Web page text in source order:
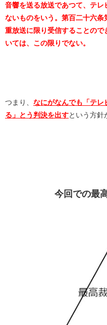
音響を送る放送であつて、テ
ないものをいう。第百二十六
重放送に限り受信することの
いては、この限りでない。
つまり、 なにがなんでも「テレ
る」とう判決を出すという方針
今回での最